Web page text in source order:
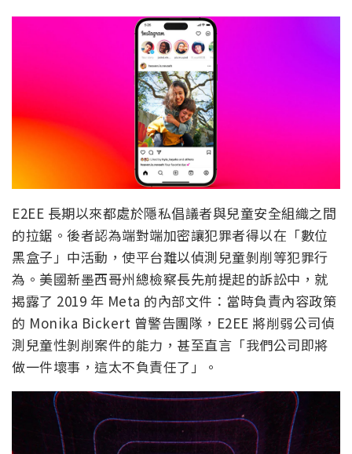
E2EE 長期以來都處於隱私倡議者與兒童安全組織之間
的拉鋸。後者認為端對端加密讓犯罪者得以在「數位
黑盒子」中活動，使平台難以偵測兒童剝削等犯罪行
為。美國新墨西哥州總檢察長先前提起的訴訟中，就
揭露了 2019 年 Meta 的內部文件：當時負責內容政策
的 Monika Bickert 曾警告團隊，E2EE 將削弱公司偵
測兒童性剝削案件的能力，甚至直言「我們公司即將
做一件壞事，這太不負責任了」。